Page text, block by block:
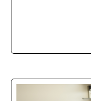
La promoción
School se